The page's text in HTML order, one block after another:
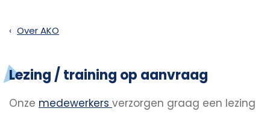
Over AKO
Lezing / training op aanvraag
Onze medewerkers verzorgen graag een lezing